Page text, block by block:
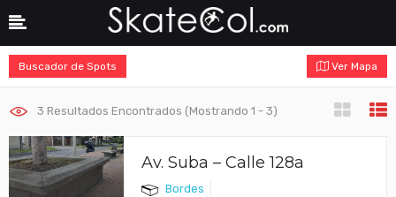
Buscador de Spots Ver Mapa
3 Resultados Encontrados (Mostrando 1 - 3)
Av. Suba – Calle 128a
Bordes